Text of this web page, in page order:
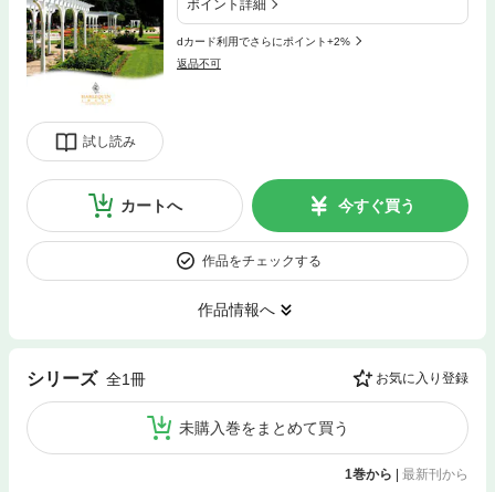
試し読み
ポイント詳細
dカード利用でさらにポイント+2%
返品不可
カートへ 今すぐ買う
作品をチェックする
作品情報へ
シリーズ 全1冊 お気に入り登録
未購入巻をまとめて買う
1巻から 最新刊から